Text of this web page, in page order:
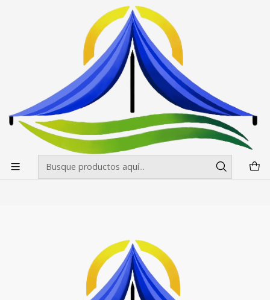
Envíos gratis desde $500.000 en Santiago
Cenefas Toldos 2x2 , 3x3,
Cenefas Toldos 2x2 , 3x3,
Confeccion Nacional
Cenefas Toldos 2x2 y 3x3 mt
$28.900 CLP